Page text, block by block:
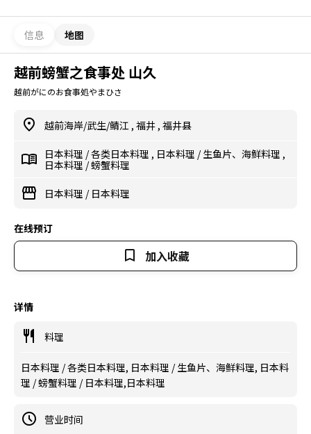
信息 地图
越前螃蟹之食事处 山久
越前がにのお食事処やまひさ
越前海岸/武生/鲭江 , 福井 , 福井县
日本料理 /各类日本料理 , 日本料理 /生鱼片、海鲜料理 ,
日本料理 /螃蟹料理
日本料理 / 日本料理
在线预订
加入收藏
详情
料理
日本料理 / 各类日本料理, 日本料理 / 生鱼片、海鲜料理, 日本料
理 / 螃蟹料理 / 日本料理,日本料理
营业时间